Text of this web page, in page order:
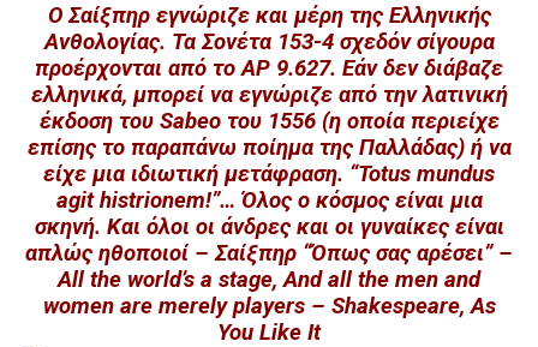
Ο Σαίξπηρ εγνώριζε και μέρη της Ελληνικής
Ανθολογίας. Τα Σονέτα 153-4 σχεδόν σίγουρα
προέρχονται από το AP 9.627. Εάν δεν διάβαζε
ελληνικά, μπορεί να εγνώριζε από την λατινική
έκδοση του Sabeo του 1556 (η οποία περιείχε
επίσης το παραπάνω ποίημα της Παλλάδας) ή να
είχε μια ιδιωτική μετάφραση. “Totus mundus
agit histrionem!”… Όλος ο κόσμος είναι μια
σκηνή. Και όλοι οι άνδρες και οι γυναίκες είναι
απλώς ηθοποιοί – Σαίξπηρ “Όπως σας αρέσει” –
All the world’s a stage, And all the men and
women are merely players – Shakespeare, As
You Like It